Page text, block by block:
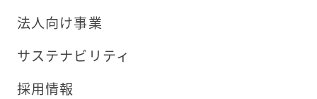
法人向け事業
サステナビリティ
採用情報